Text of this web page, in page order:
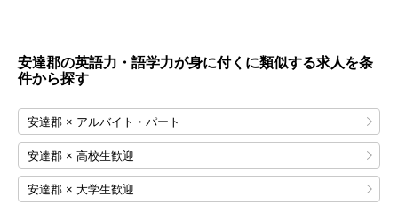
安達郡の英語力・語学力が身に付くに類似する求人を条
件から探す
安達郡 × アルバイト・パート
安達郡 × 高校生歓迎
安達郡 × 大学生歓迎